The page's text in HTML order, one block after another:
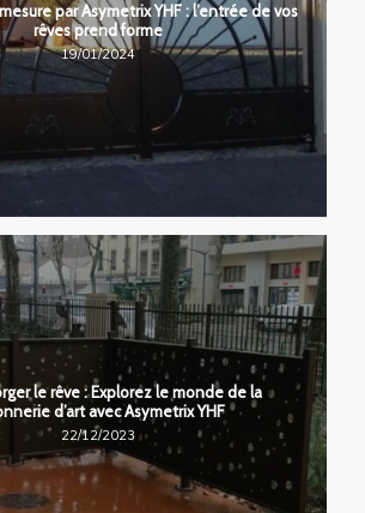
par Asymetrix YHF : l’entrée de vos
rêves prend forme
19/01/2024
le rêve : Explorez le monde de la
d’art avec Asymetrix YHF
22/12/2023